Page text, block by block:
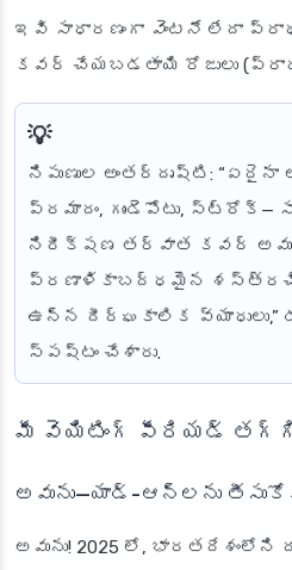
ఇవి సాధారణంగా వెంటనే లేదా
కవర్ చేయబడతాయి రోజులు
నిపుణుల అంతర్దృష్టి:
ప్రమాదం, గుండెపోటు, స్ట్రోక్—
నిరీక్షణ తర్వాత కవర్
ప్రణాళికాబద్ధమైన
ఉన్న దీర్ఘకాలిక
స్పష్టం చేశారు.
మీ వెయిటింగ్ పీరియడ్
అవును—యాడ్-ఆన్‌లను
అవును! 2025 లో,